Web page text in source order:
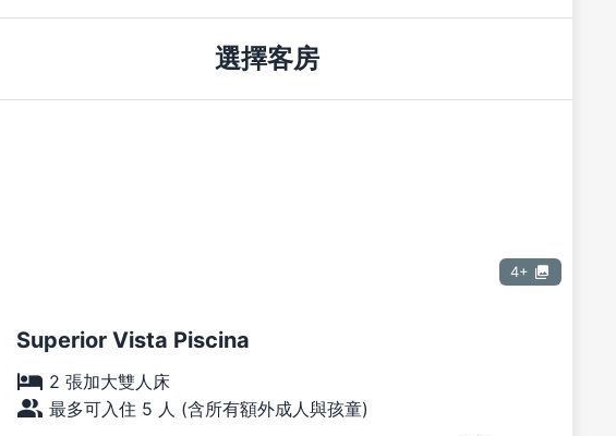
選擇客房
4+
Superior Vista Piscina
2 張加大雙人床
最多可入住 5 人 (含所有額外成人與孩童)